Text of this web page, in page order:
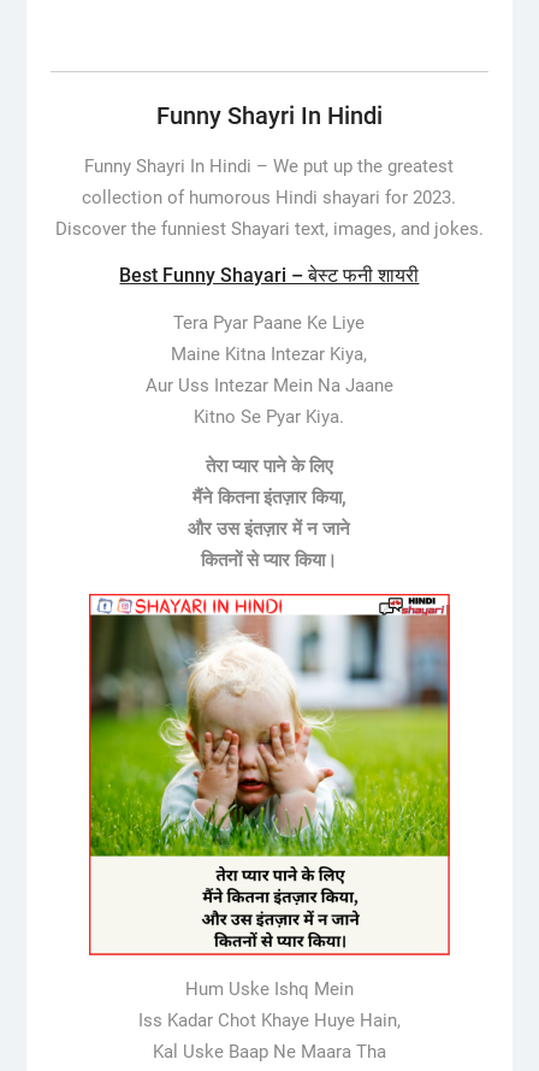
Funny Shayri In Hindi
Funny Shayri In Hindi –We put up the greatest
collection of humorous Hindi shayari for 2023.
Discover the funniest Shayari text, images, and jokes.
Best Funny Shayari – बेस्ट फनी शायरी
Tera Pyar Paane Ke Liye
Maine Kitna Intezar Kiya,
Aur Uss Intezar Mein Na Jaane
Kitno Se Pyar Kiya.
तेरा प्यार पाने के लिए
मैंने कितना इंतज़ार किया,
और उस इंतज़ार में न जाने
कितनों से प्यार किया।
Hum Uske Ishq Mein
Iss Kadar Chot Khaye Huye Hain,
Kal Uske Baap Ne Maara Tha